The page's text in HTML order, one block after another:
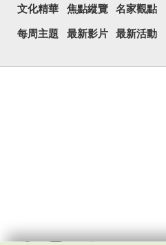
文化精華 焦點縱覽 名家觀點
每周主題 最新影片 最新活動